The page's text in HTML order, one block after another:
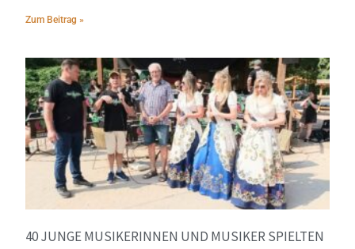
Zum Beitrag »
40 JUNGE MUSIKERINNEN UND MUSIKER SPIELTEN